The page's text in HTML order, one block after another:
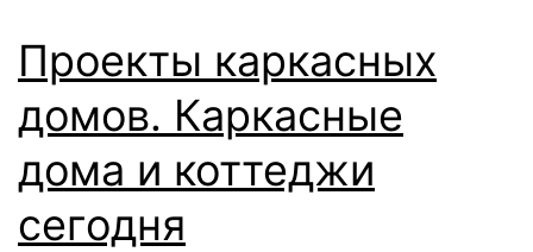
Проекты каркасных
домов. Каркасные
дома и коттеджи
сегодня